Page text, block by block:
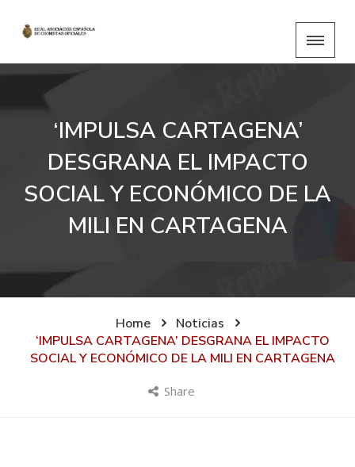
‘IMPULSA CARTAGENA’
DESGRANA EL IMPACTO
SOCIAL Y ECONÓMICO DE LA
MILI EN CARTAGENA
Home
Noticias
‘IMPULSA CARTAGENA’ DESGRANA EL IMPACTO
SOCIAL Y ECONÓMICO DE LA MILI EN CARTAGENA
Share